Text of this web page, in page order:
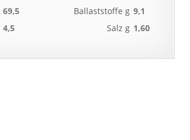
69,5
4,5
Ballaststoffe g 9,1
Salz g 1,60